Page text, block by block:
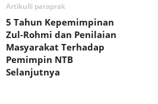
Artikulli paraprak
5 Tahun Kepemimpinan
Zul-Rohmi dan Penilaian
Masyarakat Terhadap
Pemimpin NTB
Selanjutnya